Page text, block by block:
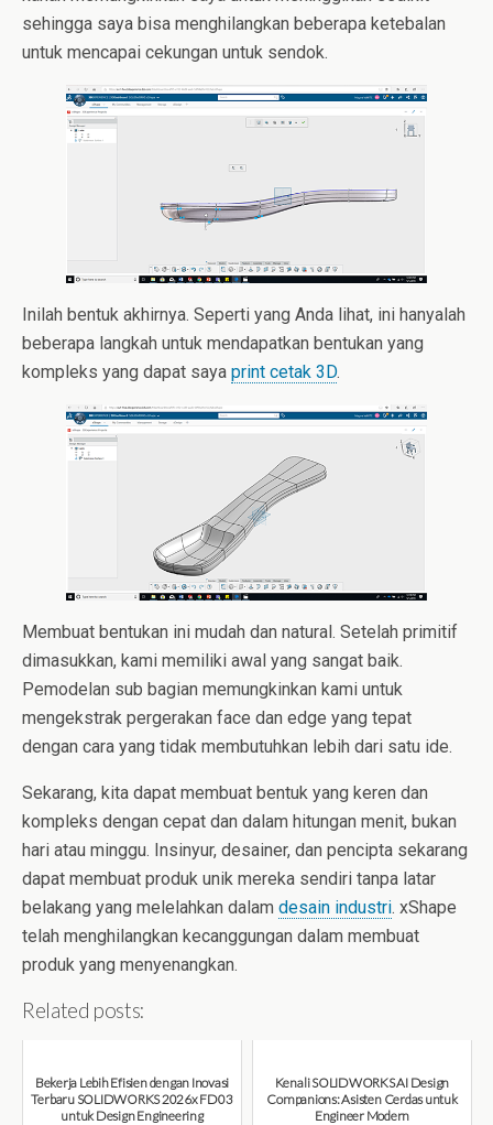
sehingga saya bisa menghilangkan beberapa ketebalan
untuk mencapai cekungan untuk sendok.
Inilah bentuk akhirnya. Seperti yang Anda lihat, ini hanyalah
beberapa langkah untuk mendapatkan bentukan yang
kompleks yang dapat saya print cetak 3D.
Membuat bentukan ini mudah dan natural. Setelah primitif
dimasukkan, kami memiliki awal yang sangat baik.
Pemodelan sub bagian memungkinkan kami untuk
mengekstrak pergerakan face dan edge yang tepat
dengan cara yang tidak membutuhkan lebih dari satu ide.
Sekarang, kita dapat membuat bentuk yang keren dan
kompleks dengan cepat dan dalam hitungan menit, bukan
hari atau minggu. Insinyur, desainer, dan pencipta sekarang
dapat membuat produk unik mereka sendiri tanpa latar
belakang yang melelahkan dalam desain industri. xShape
telah menghilangkan kecanggungan dalam membuat
produk yang menyenangkan.
Related posts:
Bekerja Lebih Efisien dengan Inovasi
Terbaru SOLIDWORKS 2026x FD03
untuk Design Engineering
Kenali SOLIDWORKS AI Design
Companions: Asisten Cerdas untuk
Engineer Modern